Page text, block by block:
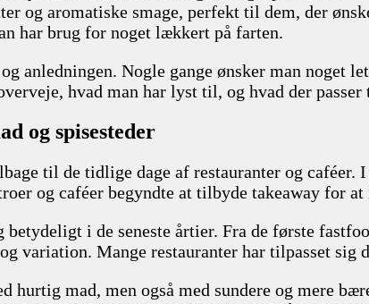
og aromatiske smage, perfekt til dem, der
har brug for noget lækkert på farten.
anledningen. Nogle gange ønsker man noget
hvad man har lyst til, og hvad der
og spisesteder
til de tidlige dage af restauranter og
og caféer begyndte at tilbyde takeaway for
i de seneste årtier. Fra de første
variation. Mange restauranter har tilpasset sig
hurtig mad, men også med sundere og mere